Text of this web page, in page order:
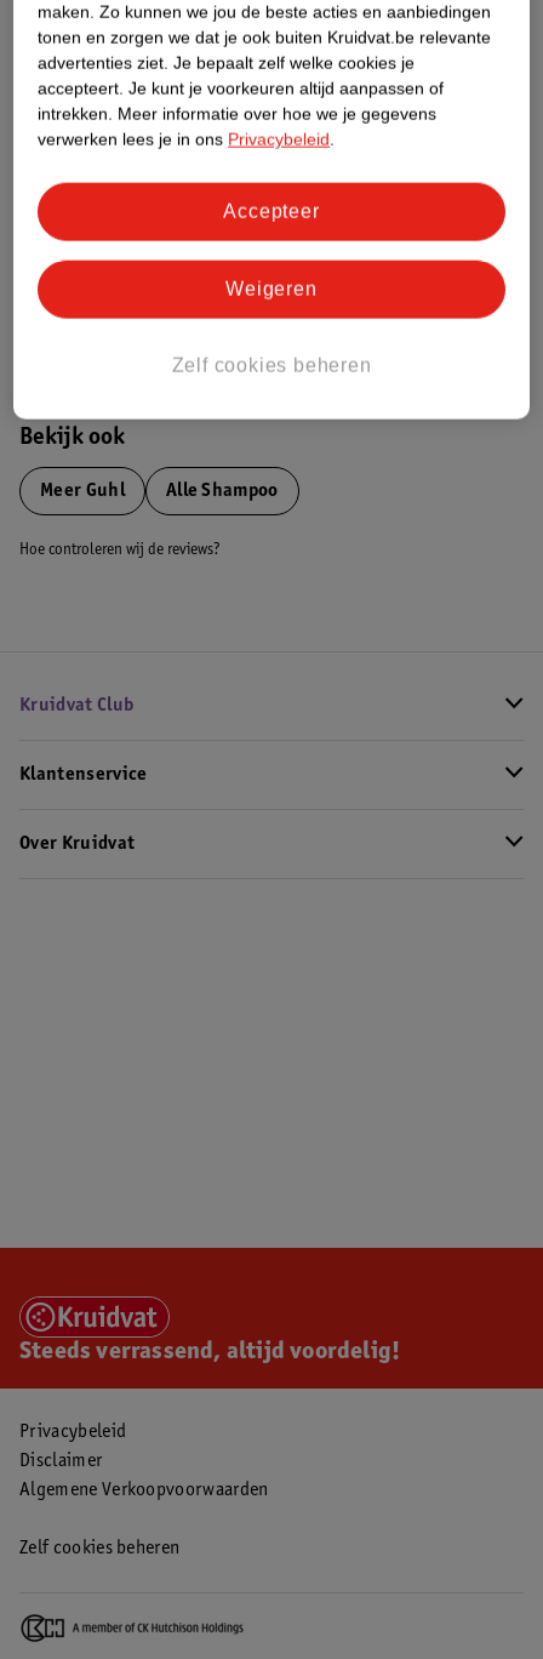
Productinformatie
Etiketinformatie
Impact Score.
Bekijk ook
Meer Guhl Alle Shampoo
Hoe controleren wij de reviews?
Kruidvat Club
Klantenservice
Over Kruidvat
Steeds verrassend, altijd voordelig!
Privacybeleid
Disclaimer
Algemene Verkoopvoorwaarden
Zelf cookies beheren
maken. Zo kunnen we jou de beste acties en aanbiedingen
tonen en zorgen we dat je ook buiten Kruidvat.be relevante
advertenties ziet. Je bepaalt zelf welke cookies je
accepteert. Je kunt je voorkeuren altijd aanpassen of
intrekken. Meer informatie over hoe we je gegevens
verwerken lees je in ons Privacybeleid.
Zelf cookies beheren
Weigeren
Accepteer